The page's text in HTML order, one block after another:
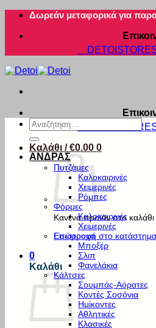
Μετάβαση
περιεχόμενο
Δωρεάν μεταφορικά για
Καλάθι /€0.00 0
Κανένα προϊόν στο
Επιστροφή στο κατάστημα
0
Καλάθι
Αναζήτηση
για:
ΑΝΔΡΑΣ
Πυτζάμες
Καλοκαιρινές
Χειμερινές
Ρόμπες
Φόρμες
Καλοκαιρινές
Χειμερινές
Εσώρουχα
Μποξέρ
Σλιπ
Φανελάκια
Κάλτσες
Σουμπάς-Αόρατες
Κοντές Σοσόνια
Ημίκοντες
Αθλητικές
Κλασικές